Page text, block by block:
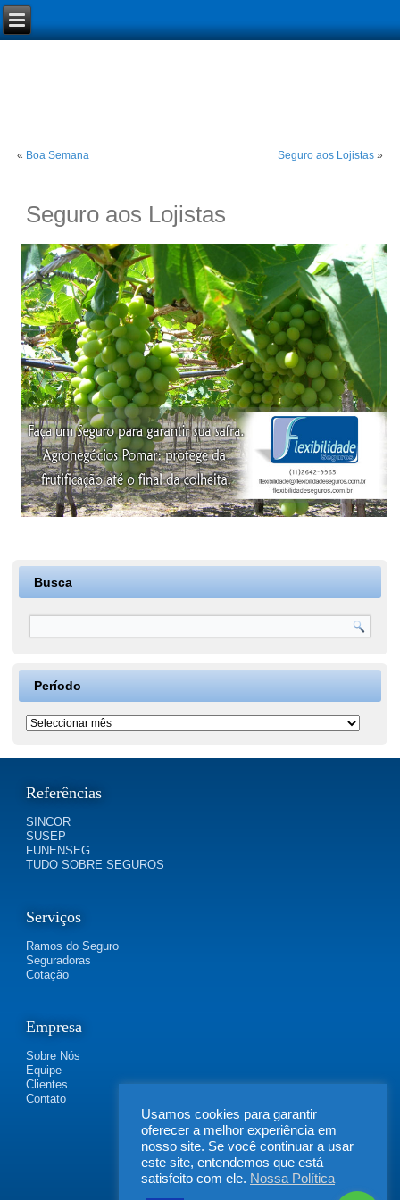
« Boa Semana Seguro aos Lojistas»
Seguro aos Lojistas
Busca
Período
Período
Referências
SINCOR
SUSEP
FUNENSEG
TUDO SOBRE SEGUROS
Serviços
Ramos do Seguro
Seguradoras
Cotação
Empresa
Sobre Nós
Equipe
Clientes
Contato
Usamos cookies para garantir
oferecer a melhor experiência em
nosso site. Se você continuar a usar
este site, entendemos que está
satisfeito com ele. Nossa Política